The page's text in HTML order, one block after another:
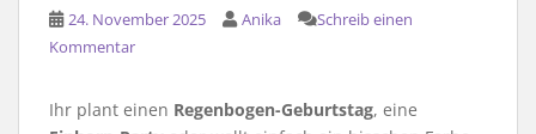
24. November 2025 Anika
Schreib einen
Kommentar
Ihr plant einen Regenbogen-Geburtstag, eine